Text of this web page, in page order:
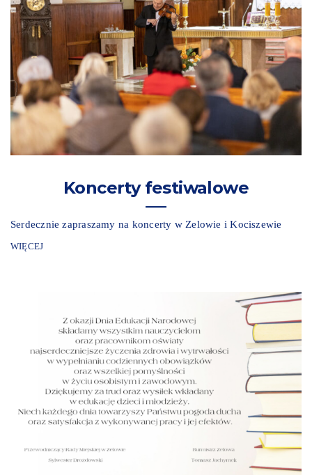
Koncerty festiwalowe
Serdecznie zapraszamy na koncerty w Zelowie i Kociszewie
WIĘCEJ